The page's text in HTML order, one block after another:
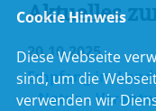
Aktuelles
20.10.2025
Empfang im
– Natur –
Cookie Hinweis
Diese Webseite
sind, um die
verwenden wir